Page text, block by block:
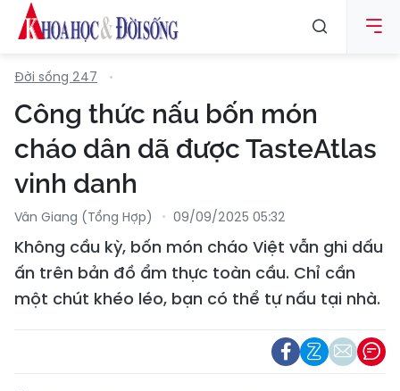
Đời sống 247
Công thức nấu bốn món
cháo dân dã được TasteAtlas
vinh danh
Vân Giang (Tổng Hợp) 09/09/2025 05:32
Không cầu kỳ, bốn món cháo Việt vẫn ghi dấu
ấn trên bản đồ ẩm thực toàn cầu. Chỉ cần
một chút khéo léo, bạn có thể tự nấu tại nhà.